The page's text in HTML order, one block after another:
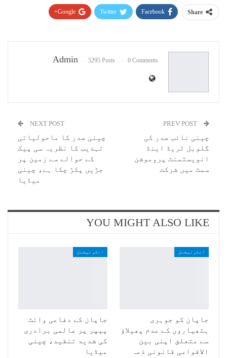
Share
Facebook
Twitter
Google+
Admin 5295 Posts 0 Comments
چینی نائب صدر کی
گلوبل ٹریڈ اینڈ
انویسٹمنٹ پروموشن
سمٹ میں شرکت
NEXT POST
چینی صدر کا ماحولیاتی
تہذیب کا نظریہ سی پیک
کے حوالے سے زمین پر
جڑیں پکڑ چکا ہے، چینی
میڈیا
YOU MIGHT ALSO LIKE
انٹرنیشنل
جاپان کو جوہری
ہتھیاروں کے عدم پھیلاؤ
سے متعلق اپنی بین
الاقوامی قانونی ذمہ
انٹرنیشنل
جاپان کے دفاعی وائٹ
پیپر پر عالمی برادری
کی شدید تنقید، چینی
میڈیا